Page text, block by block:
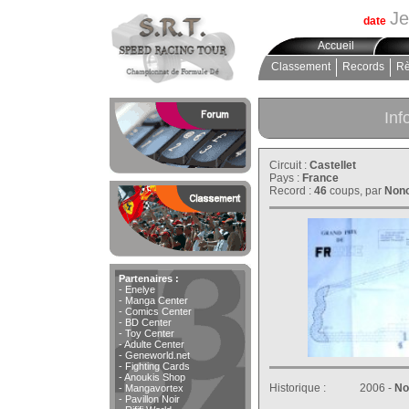
Partenaires :
- Enelye
- Manga Center
- Comics Center
- BD Center
- Toy Center
-Adulte Center
- Geneworld.net
- Fighting Cards
- Anoukis Shop
- Mangavortex
- Pavillon Noir
date
Accueil
Classement
Records
Circuit : Castellet
Pays : France
Record : 46 coups, par
Historique : 2006 -